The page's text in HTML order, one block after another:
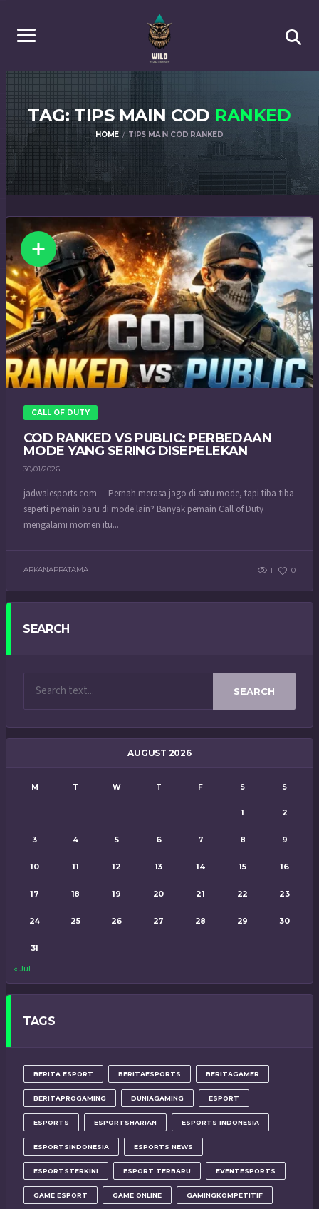
TAG: TIPS MAIN COD RANKED
HOME TIPS MAIN COD RANKED
CALL OF DUTY
COD RANKED VS PUBLIC: PERBEDAAN
MODE YANG SERING DISEPELEKAN
30/01/2026
jadwalesports.com — Pernah merasa jago di satu mode, tapi tiba-tiba
seperti pemain baru di mode lain? Banyak pemain Call of Duty
mengalami momen itu...
ARKANAPRATAMA 1 0
SEARCH
SEARCH
AUGUST 2026
M T W T F S S
1 2
3 4 5 6 7 8 9
10 11 12 13 14 15 16
17 18 19 20 21 22 23
24 25 26 27 28 29 30
31
« Jul
TAGS
BERITA ESPORT BERITAESPORTS BERITAGAMER
BERITAPROGAMING DUNIAGAMING ESPORT
ESPORTS ESPORTSHARIAN ESPORTS INDONESIA
ESPORTSINDONESIA ESPORTS NEWS
ESPORTSTERKINI ESPORT TERBARU EVENTESPORTS
GAME ESPORT GAME ONLINE GAMINGKOMPETITIF